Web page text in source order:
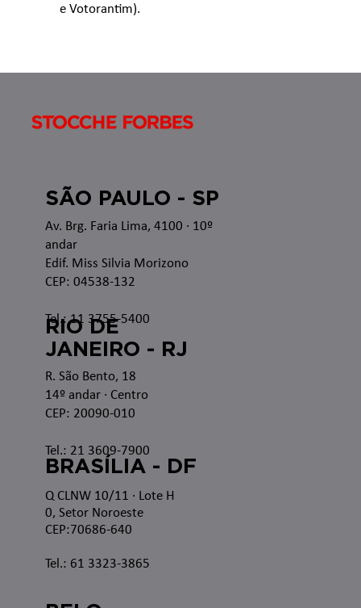
e Votorantim).
Av. Brg. Faria Lima, 4100 · 10º
andar
Edif. Miss Silvia Morizono
CEP: 04538-132
Tel.: 11 3755-5400
SÃO PAULO - SP
RIO DE
JANEIRO - RJ
R. São Bento, 18
14º andar · Centro
CEP: 20090-010
Tel.: 21 3609-7900
Q CLNW 10/11 · Lote H
0, Setor Noroeste
CEP:70686-640
Tel.: 61 3323-3865
BRASÍLIA - DF